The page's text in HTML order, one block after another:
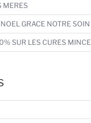
MERES
GRACE NOTRE
SUR LES CURES